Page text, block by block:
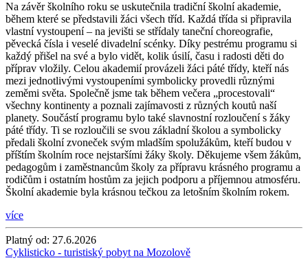
Na závěr školního roku se uskutečnila tradiční školní akademie,
během které se představili žáci všech tříd. Každá třída si připravila
vlastní vystoupení – na jevišti se střídaly taneční choreografie,
pěvecká čísla i veselé divadelní scénky. Díky pestrému programu si
každý přišel na své a bylo vidět, kolik úsilí, času i radosti děti do
příprav vložily. Celou akademií provázeli žáci páté třídy, kteří nás
mezi jednotlivými vystoupeními symbolicky provedli různými
zeměmi světa. Společně jsme tak během večera „procestovali“
všechny kontinenty a poznali zajímavosti z různých koutů naší
planety. Součástí programu bylo také slavnostní rozloučení s žáky
páté třídy. Ti se rozloučili se svou základní školou a symbolicky
předali školní zvoneček svým mladším spolužákům, kteří budou v
příštím školním roce nejstaršími žáky školy. Děkujeme všem žákům,
pedagogům i zaměstnancům školy za přípravu krásného programu a
rodičům i ostatním hostům za jejich podporu a příjemnou atmosféru.
Školní akademie byla krásnou tečkou za letošním školním rokem.
více
Platný od: 27.6.2026
Cyklisticko - turistiský pobyt na Mozolově